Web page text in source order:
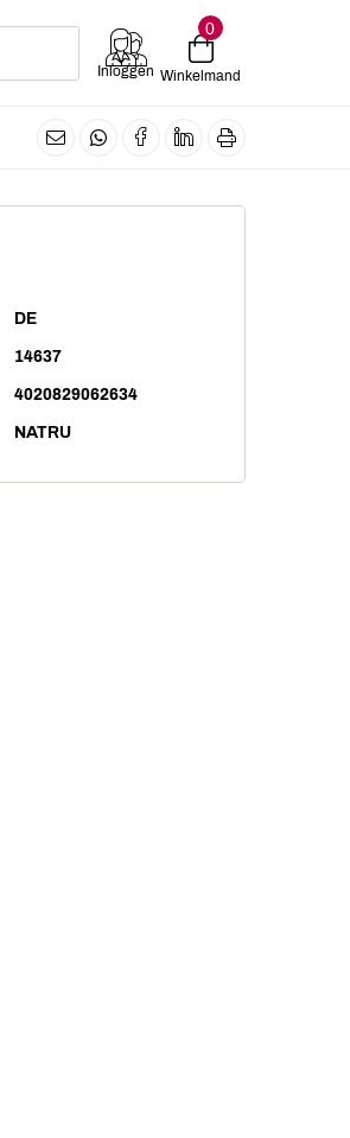
Inloggen
0
Winkelmand
DE
14637
4020829062634
NATRU